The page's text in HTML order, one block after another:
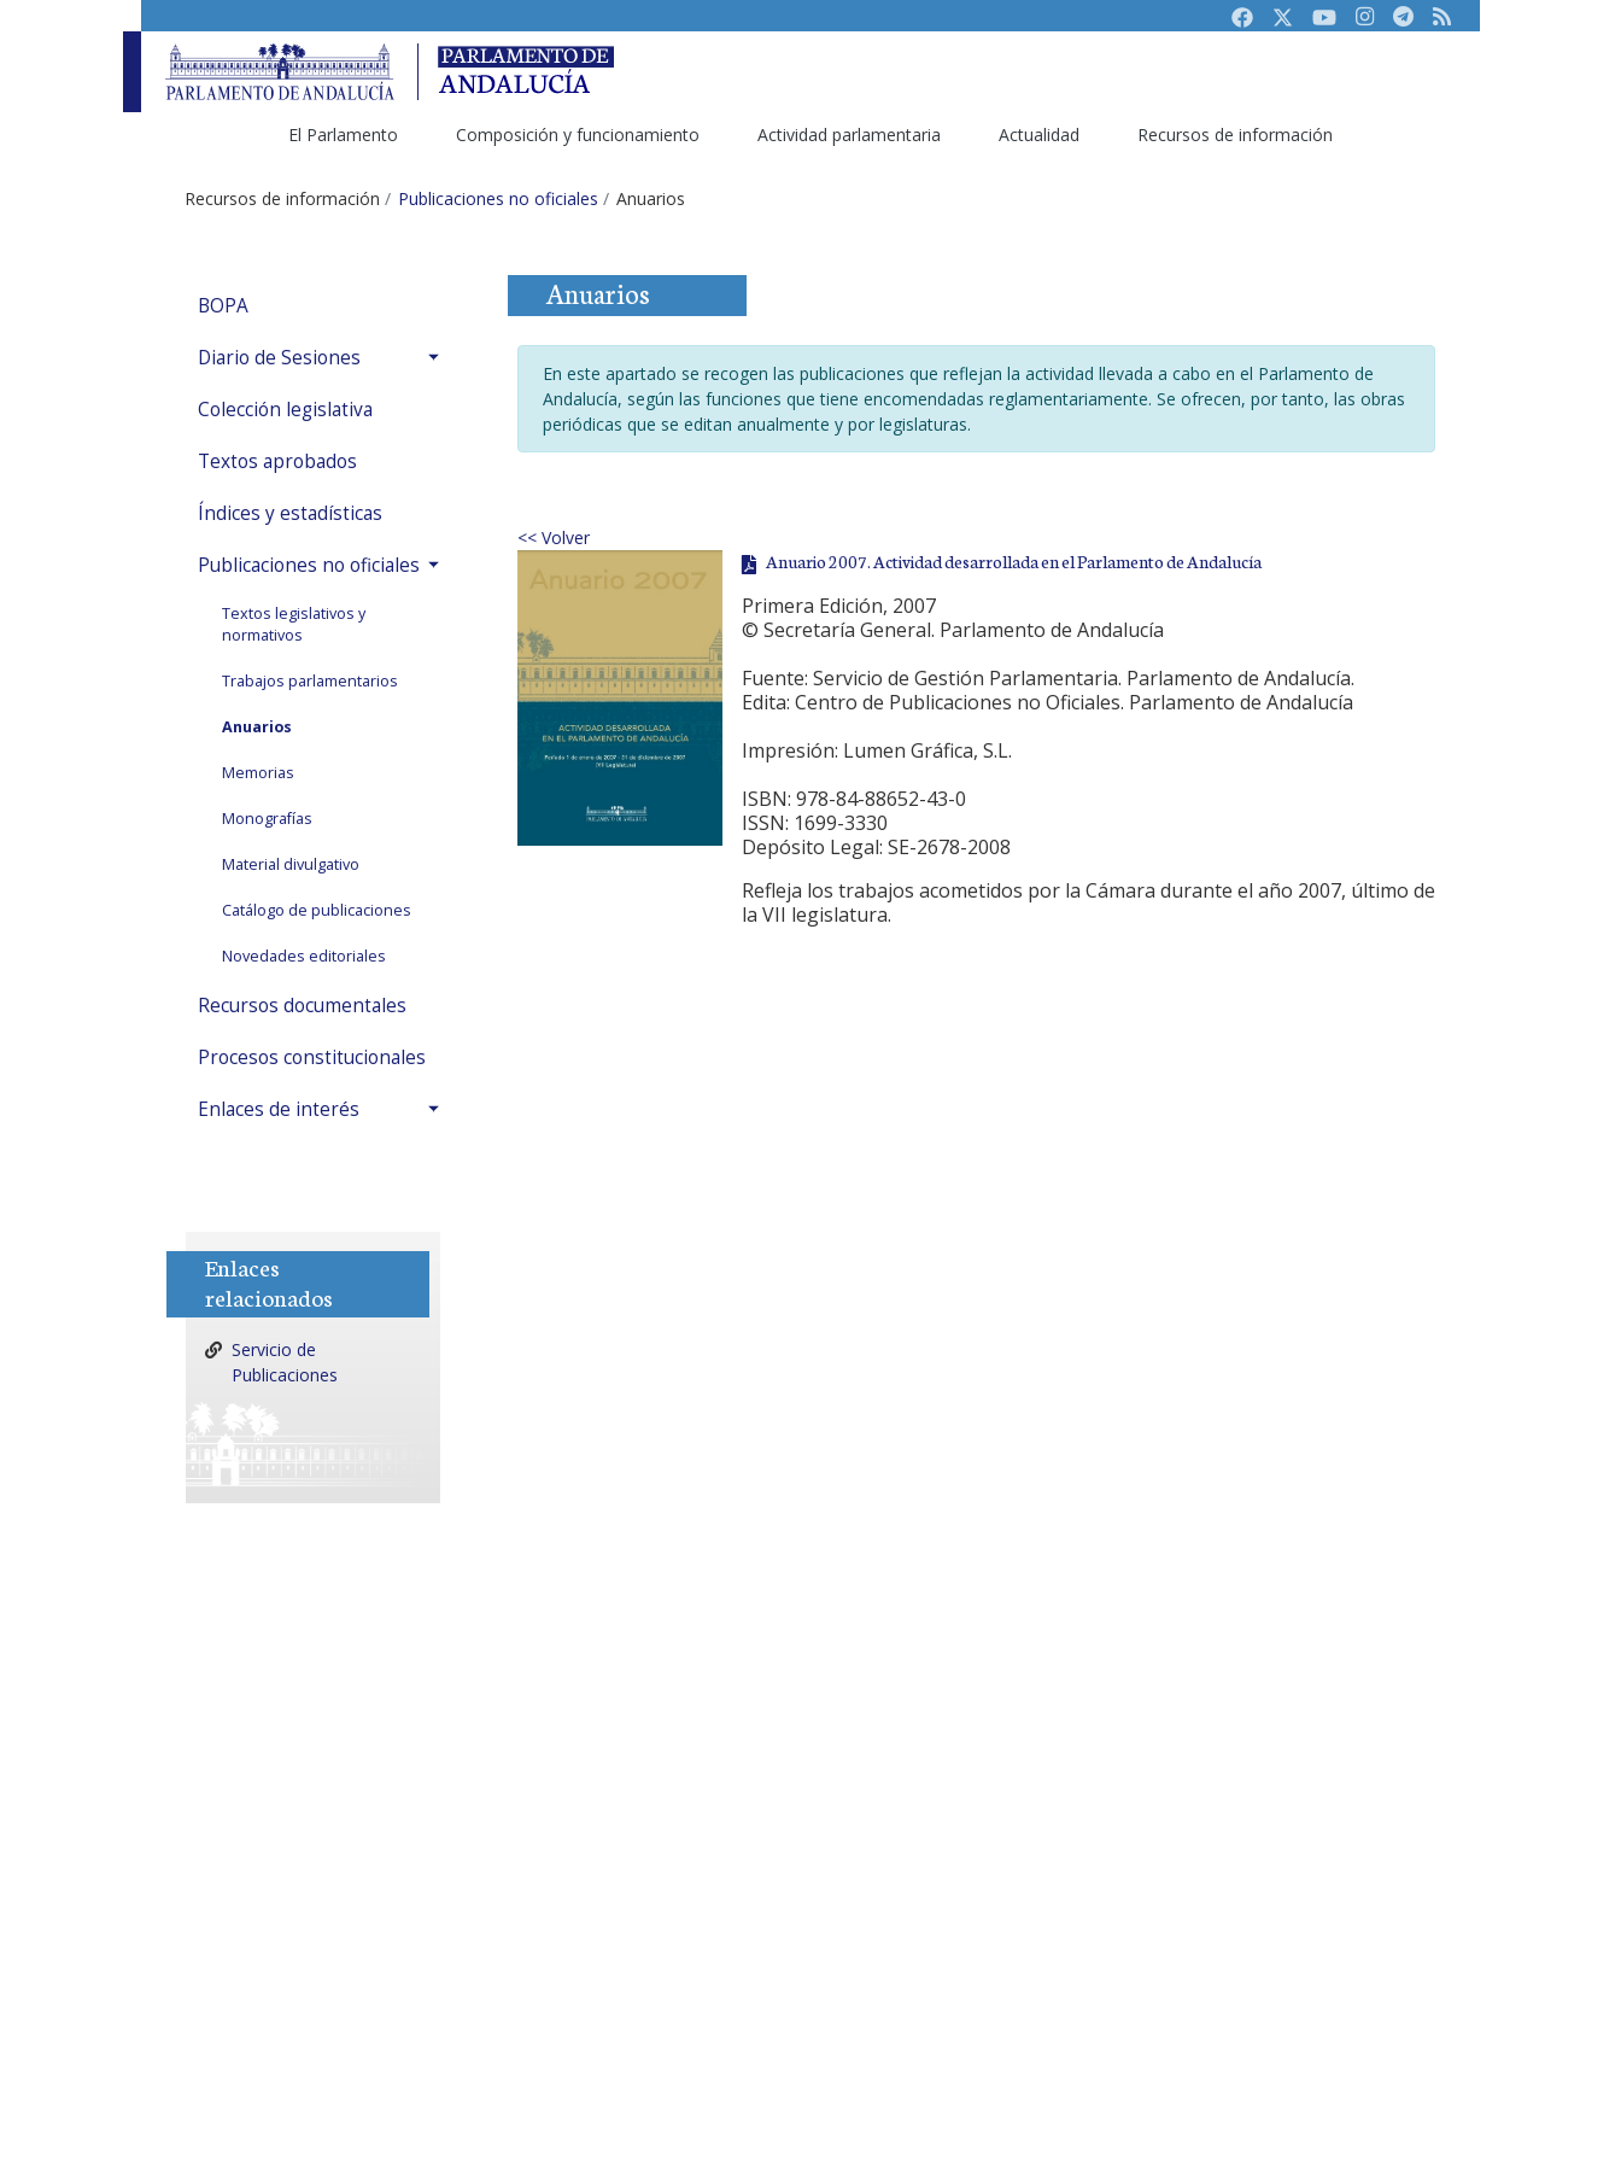
FacebookTwitterYoutubeInstagram
Telegram
RSS
El Parlamento Composición y funcionamiento Actividad parlamentaria Actualidad Recursos de información
Recursos de información Publicaciones no oficiales Anuarios
BOPA
Diario de Sesiones
Colección legislativa
Textos aprobados
Índices y estadísticas
Publicaciones no oficiales
Textos legislativos y
normativos
Trabajos parlamentarios
Anuarios
Memorias
Monografías
Material divulgativo
Catálogo de publicaciones
Novedades editoriales
Recursos documentales
Procesos constitucionales
Enlaces de interés
Enlaces
relacionados
Servicio de
Publicaciones
Anuarios
En este apartado se recogen las publicaciones que reflejan la actividad llevada a cabo en el Parlamento de
Andalucía, según las funciones que tiene encomendadas reglamentariamente. Se ofrecen, por tanto, las obras
periódicas que se editan anualmente y por legislaturas.
<< Volver
Anuario 2007. Actividad desarrollada en el Parlamento de Andalucía
Primera Edición, 2007
© Secretaría General. Parlamento de Andalucía
Fuente: Servicio de Gestión Parlamentaria. Parlamento de Andalucía.
Edita: Centro de Publicaciones no Oficiales. Parlamento de Andalucía
Impresión: Lumen Gráfica, S.L.
ISBN: 978-84-88652-43-0
ISSN: 1699-3330
Depósito Legal: SE-2678-2008
Refleja los trabajos acometidos por la Cámara durante el año 2007, último de
la VII legislatura.